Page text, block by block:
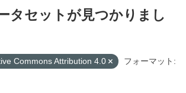
タセットが見つかりまし
Commons Attribution 4.0
フォーマット: